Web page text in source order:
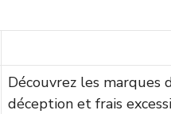
Découvrez les
déception et frais